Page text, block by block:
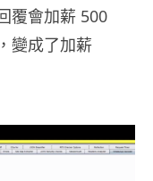
覆會加薪 500
變成了加薪